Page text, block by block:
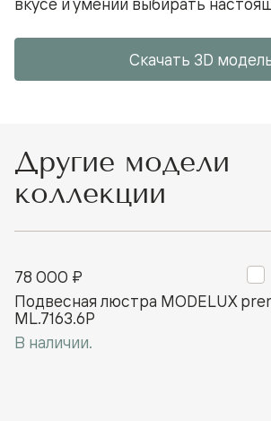
Скачать 3D
Другие модели
коллекции
78 000 ₽
Подвесная люстра MODELUX
ML.7163.6P
В наличии.